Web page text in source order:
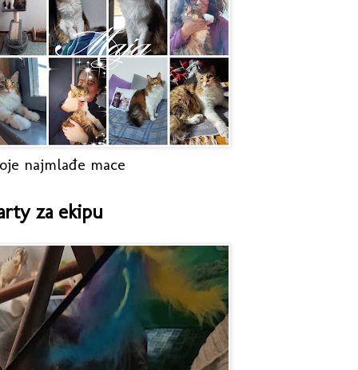
najmlađe mace
za ekipu